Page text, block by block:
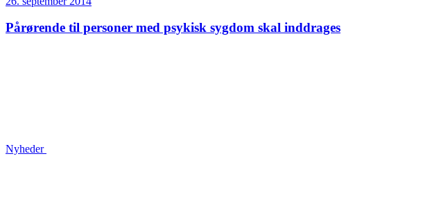
Pårørende til personer med psykisk sygdom skal inddrages
Nyheder